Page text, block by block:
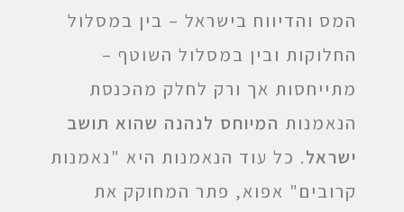
המס והדיווח בישראל – בין במסלול
החלוקות ובין במסלול השוטף –
מתייחסות אך ורק לחלק מהכנסת
הנאמנות המיוחס לנהנה שהוא תושב
ישראל. כל עוד הנאמנות היא "נאמנות
קרובים" אפוא, פתר המחוקק את